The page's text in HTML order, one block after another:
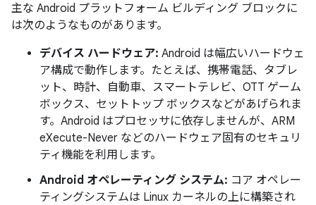
主な Android プラットフォーム ビルディング ブロックに
は次のようなものがあります。
デバイス ハードウェア: Android は幅広いハードウェ
ア構成で動作します。たとえば、携帯電話、タブレ
ット、時計、自動車、スマートテレビ、OTT ゲーム
ボックス、セットトップ ボックスなどがあげられま
す。Android はプロセッサに依存しませんが、ARM
eXecute-Never などのハードウェア固有のセキュリ
ティ機能を利用します。
Android オペレーティング システム: コア オペレー
ティングシステムは Linux カーネルの上に構築され